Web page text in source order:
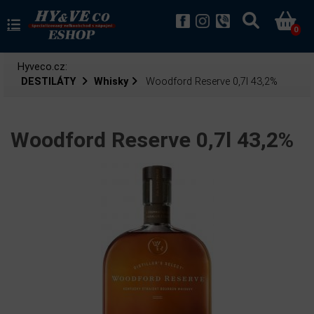
0
Hyveco.cz:
DESTILÁTY
Whisky Woodford Reserve 0,7l 43,2%
Woodford Reserve 0,7l 43,2%